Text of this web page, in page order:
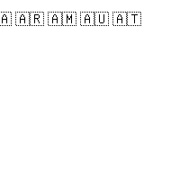
🇦🇷 🇦🇲 🇦🇺 🇦🇹